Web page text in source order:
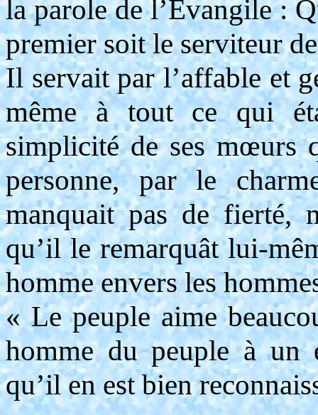
la parole de l’Évangile :
premier soit le serviteur
Il servait par l’affable et
même à tout ce qui
simplicité de ses mœurs
personne, par le
manquait pas de fierté,
qu’il le remarquât lui-
homme envers les
« Le peuple aime
homme du peuple à un
qu’il en est bien